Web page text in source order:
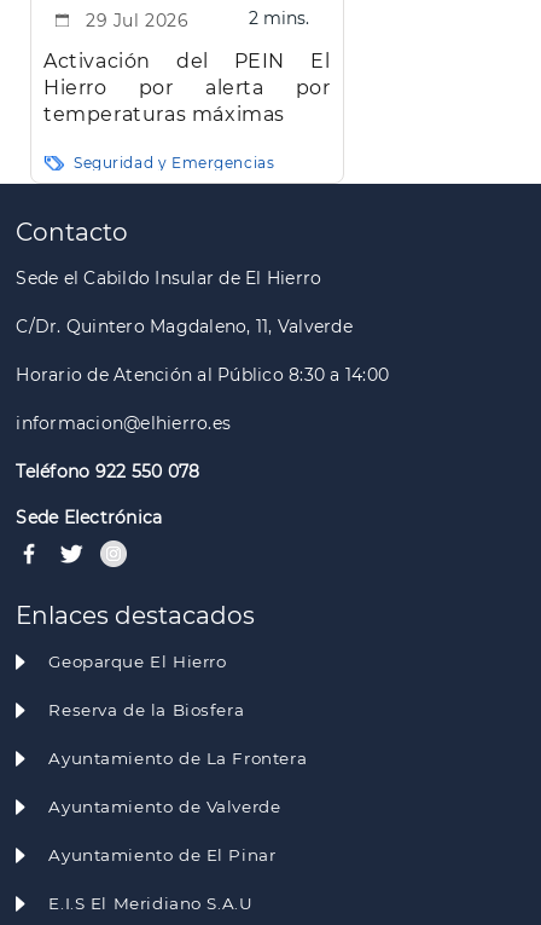
29 Jul 2026 2 mins.
Activación del PEIN El
Hierro por alerta por
temperaturas máximas
Seguridad y Emergencias
Paginación
Contacto
Sede el Cabildo Insular de El Hierro
C/Dr. Quintero Magdaleno, 11, Valverde
Horario de Atención al Público 8:30 a 14:00
informacion@elhierro.es
Teléfono 922 550 078
Sede Electrónica
Enlaces destacados
Geoparque El Hierro
Reserva de la Biosfera
Ayuntamiento de La Frontera
Ayuntamiento de Valverde
Ayuntamiento de El Pinar
E.I.S El Meridiano S.A.U